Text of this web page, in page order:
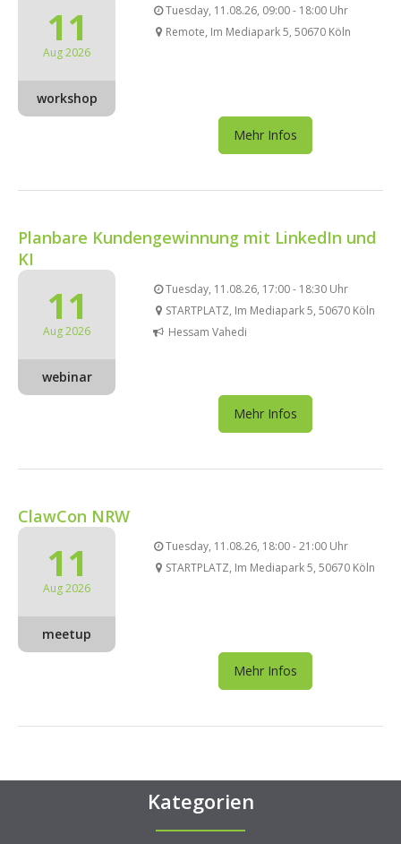
11
Aug 2026
workshop
Tuesday, 11.08.26, 09:00 - 18:00 Uhr
Remote, Im Mediapark 5, 50670 Köln
Mehr Infos
Planbare Kundengewinnung mit LinkedIn und
KI
11
Aug 2026
webinar
Tuesday, 11.08.26, 17:00 - 18:30 Uhr
STARTPLATZ, Im Mediapark 5, 50670 Köln
Hessam Vahedi
Mehr Infos
ClawCon NRW
11
Aug 2026
meetup
Tuesday, 11.08.26, 18:00 - 21:00 Uhr
STARTPLATZ, Im Mediapark 5, 50670 Köln
Mehr Infos
Kategorien